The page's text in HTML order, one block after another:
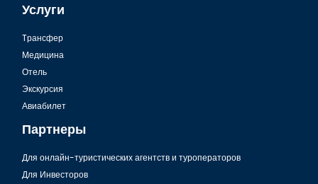
Услуги
Tрансфер
Медицина
Отель
Экскурсия
Авиабилет
Партнеры
Для онлайн-туристических агентств и туроператоров
Для Инвесторов